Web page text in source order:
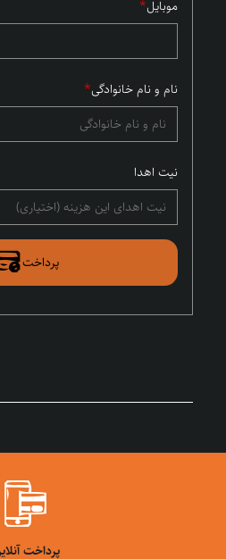
موبایل*
نام و نام خانوادگی*
نیت اهدا
پرداخت
پرداخت